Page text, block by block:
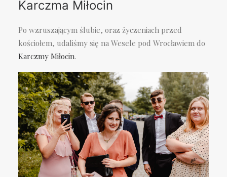
Karczma Miłocin
Po wzruszającym ślubie, oraz życzeniach przed
kościołem, udaliśmy się na Wesele pod Wrocławiem do
Karczmy Miłocin.